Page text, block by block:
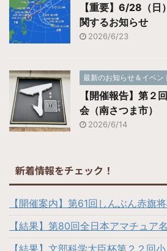
【重要】6/28（日
関するお知らせ
2026/6/23
最新のお知らせ＆イベン
【開催報告】第２
会（南さつま市）
2026/6/14
新着情報をチェック！
【開催案内】第61回しんぶん赤旗
【結果】第80回全日本アマチュア
【結果】文部科学大臣杯第２２回